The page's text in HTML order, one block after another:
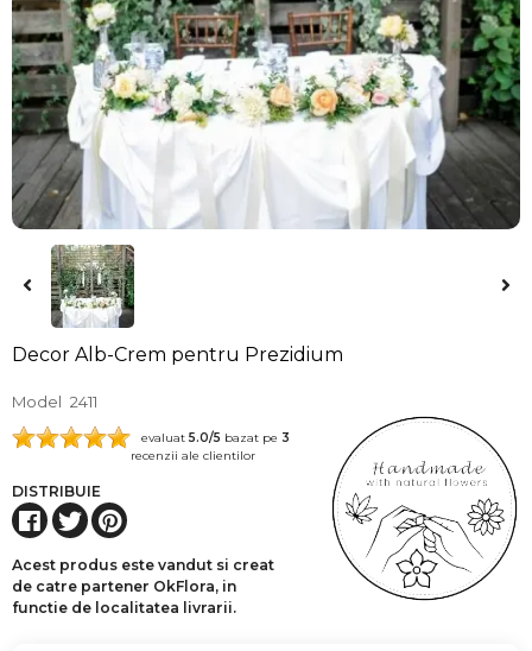
Decor Alb-Crem pentru Prezidium
Model 2411
evaluat 5.0/5 bazat pe 3
recenzii ale clientilor
DISTRIBUIE
Acest produs este vandut si creat
de catre partener OkFlora, in
functie de localitatea livrarii.